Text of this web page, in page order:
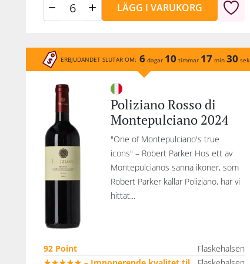
LÄGG I VARUKORG
ERBJUDANDET SLUTAR OM: 6dagar 10 timmar 17 min 30 sek
Poliziano Rosso di
Montepulciano 2024
"One of Montepulciano's true
icons" – Robert Parker Hos ett av
Montepulcianos sanna ikoner, som
Robert Parker kallar Poliziano, har vi
hittat...
92 Point
Flaskehalsen